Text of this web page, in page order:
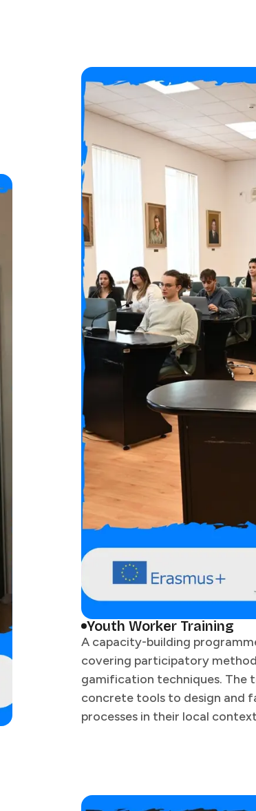
Youth Worker Training​​​​‌ ‍ ​‍​‍‌‍ ‌ ​‍‌‍‍‌‌‍‌ ‌‍‍‌‌‍ ‍​‍​‍​ ‍‍​‍​‍‌ ​ ‌‍​‌‌‍ ‍‌‍‍‌‌ ‌​‌ ‍‌​‍ ‍‌‍‍‌‌‍ ​‍​‍​‍ ​​‍​‍‌‍‍​‌ ​‍‌‍‌‌‌‍‌‍​‍​‍​ ‍‍​‍​‍​‍ ‌ ​ ‌ ‌​‌ ‌‌‌‍‌​‌‍‍‌‌‍ ​‍ ‌‍‍‌‌‍ ‍‌ ‌​‌‍‌‌‌‍ ‍‌ ‌​​‍ ‌‍‌‌‌‍‌​‌‍‍‌‌ ‌​​‍ ‌‍ ‌‌‍ ‌‍‌​‌‍‌‌​ ‌‌ ​​‌ ​‍‌‍‌‌‌ ​ ‌‍‌‌‌‍ ‍‌ ‌​‌‍​‌‌ ‌​‌‍‍‌‌‍ ‌‍ ‍​ ‍ ‌‍‍‌‌‍‌​​ ‌​ ​‍​ ​ ​ ‍‌‌‍​‌‌‍‌‍​ ​ ​ ‍‌‌‍‌​​‍ ‌​ ​‌‌‍​ ​ ‌‌‌‍​‌​‍ ‌​ ‌​​ ​​‌‍​‌‌‍​‍​‍ ‌​ ‍​​ ‌​​ ​‍​ ‌ ​‍ ‌​ ​​​ ​‌​ ‌​​ ‌‍​ ​‌​ ​‌​ ​ ​ ​‍‌‍​‍​ ‍‌​ ‌‌‌‍​‍​ ‍ ‌ ‌​‌ ‍‌‌ ​​‌‍‌‌​ ‌‌ ​​‌ ​‍‌‍ ‌‍‍‍‌‍‌‌‌‍​ ‌ ‌​​ ‍ ‌ ​​‌‍​‌‌ ‌​‌‍‍​​ ‌‌‍‍ ‌‍‌‌‌ ‍‌‌​​‌‌‍​ ‌ ‌​‌‍‍‌‌ ‌‍‌‍‍‌‌ ‌​‌‍‍‌‌‍‌‌‌ ​ ​‍‌‌​ ‌‌‌​​‍‌‌ ‌‍‍ ‌‍‌‌‌ ‍‌​‍‌‌​ ​ ‌​‌​​‍‌‌​ ​ ‌​‌​​‍‌‌​ ​‍​ ​‍‌‍‌​‌‍‌‍‌‍​‌​ ​‍‌‍‌‌​ ‍​‌‍​‍​ ​‌‌‍​‍‌‍‌‌‌‍​‍‌‍​‌​‍‌‌​ ​‍​ ​‍​‍‌‌​ ‌‌‌​‌​​‍ ‍‌ ‌​‌‍‍‌‌ ‌​‌‍ ​‌‍‌‌​ ‌‍​‍‌‍​‌‌ ​ ‌‍‌‌‌‌‌‌‌ ​‍‌‍ ​​ ‌​‍‌‌​ ​‍‌​‌‍‌ ​ ‌ ‌​‌ ‌‌‌‍‌​‌‍‍‌‌‍ ​‍‌‍‌‍‍‌‌‍‌​​ ‌​ ​‍​ ​ ​ ‍‌‌‍​‌‌‍‌‍​ ​ ​ ‍‌‌‍‌​​‍ ‌​ ​‌‌‍​ ​ ‌‌‌‍​‌​‍ ‌​ ‌​​ ​​‌‍​‌‌‍​‍​‍ ‌​ ‍​​ ‌​​ ​‍​ ‌ ​‍ ‌​ ​​​ ​‌​ ‌​​ ‌‍​ ​‌​ ​‌​ ​ ​ ​‍‌‍​‍​ ‍‌​ ‌‌‌‍​‍​‍‌‍‌ ‌​‌ ‍‌‌ ​​‌‍‌‌​ ‌‌ ​​‌ ​‍‌‍ ‌‍‍‍‌‍‌‌‌‍​ ‌ ‌​​‍‌‍‌ ​​‌‍​‌‌ ‌​‌‍‍​​ ‌‌‍‍ ‌‍‌‌‌ ‍‌‌​​‌‌‍​ ‌ ‌​‌‍‍‌‌ ‌‍‌‍‍‌‌ ‌​‌‍‍‌‌‍‌‌‌ ​ ​‍‌‌​ ‌‌‌​​‍‌‌ ‌‍‍ ‌‍‌‌‌ ‍‌​‍‌‌​ ​ ‌​‌​​‍‌‌​ ​ ‌​‌​​‍‌‌​ ​‍​ ​‍‌‍‌​‌‍‌‍‌‍​‌​ ​‍‌‍‌‌​ ‍​‌‍​‍​ ​‌‌‍​‍‌‍‌‌‌‍​‍‌‍​‌​‍‌‌​ ​‍​ ​‍​‍‌‌​ ‌‌‌​‌​​‍ ‍‌ ‌​‌‍‍‌‌ ‌​‌‍ ​‌‍‌‌​‍‌‍‌ ​​‌‍‌‌‌ ​‍‌ ​ ‌ ​​‌‍‌‌‌‍​ ‌ ‌​‌‍‍‌‌ ‌‍‌‍‌‌​ ‌‌ ​​‌ ‌‌‌‍​‍‌‍ ​‌‍‍‌‌ ​ ‌‍‍​‌‍‌‌‌‍‌​​‍​‍‌ ‌
A capacity-building
covering participatory
gamification techniques. The
concrete tools to design and
processes in their local contexts.​​​​‌